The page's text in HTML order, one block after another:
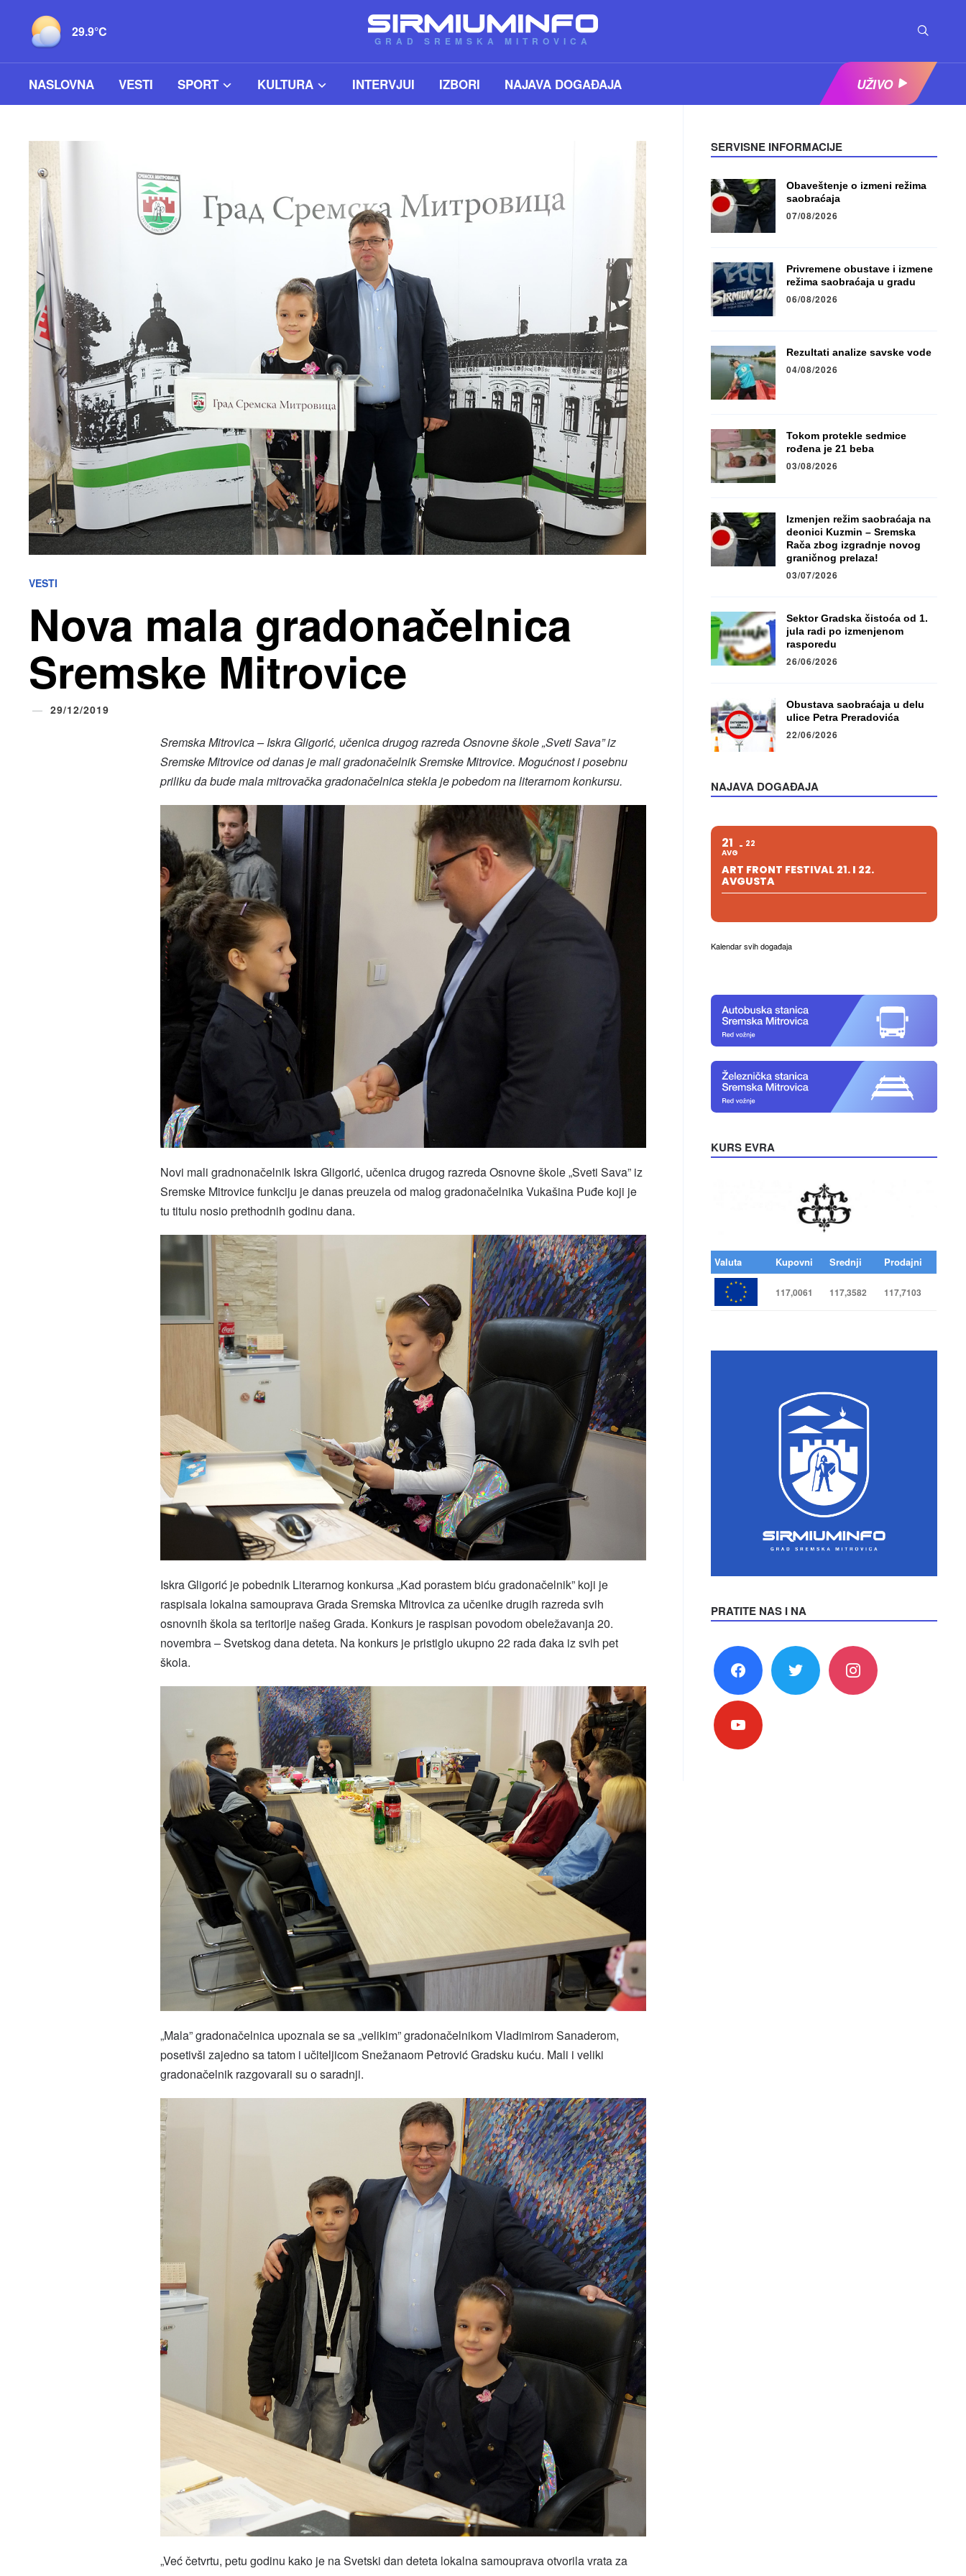
29.9°C
GRAD SREMSKA MITROVICA
NASLOVNA VESTI SPORT KULTURA INTERVJUI IZBORI NAJAVA DOGAĐAJA UŽIVO
VESTI
Nova mala gradonačelnica
Sremske Mitrovice
29/12/2019
Sremska Mitrovica – Iskra Gligorić, učenica drugog razreda Osnovne škole „Sveti Sava” iz
Sremske Mitrovice od danas je mali gradonačelnik Sremske Mitrovice. Mogućnost i posebnu
priliku da bude mala mitrovačka gradonačelnica stekla je pobedom na literarnom konkursu.
Novi mali gradnonačelnik Iskra Gligorić, učenica drugog razreda Osnovne škole „Sveti Sava” iz
Sremske Mitrovice funkciju je danas preuzela od malog gradonačelnika Vukašina Puđe koji je
tu titulu nosio prethodnih godinu dana.
Iskra Gligorić je pobednik Literarnog konkursa „Kad porastem biću gradonačelnik” koji je
raspisala lokalna samouprava Grada Sremska Mitrovica za učenike drugih razreda svih
osnovnih škola sa teritorije našeg Grada. Konkurs je raspisan povodom obeležavanja 20.
novembra – Svetskog dana deteta. Na konkurs je pristiglo ukupno 22 rada đaka iz svih pet
škola.
„Mala” gradonačelnica upoznala se sa „velikim” gradonačelnikom Vladimirom Sanaderom,
posetivši zajedno sa tatom i učiteljicom Snežanaom Petrović Gradsku kuću. Mali i veliki
gradonačelnik razgovarali su o saradnji.
„Već četvrtu, petu godinu kako je na Svetski dan deteta lokalna samouprava otvorila vrata za
SERVISNE INFORMACIJE
Obaveštenje o izmeni režima
saobraćaja
07/08/2026
Privremene obustave i izmene
režima saobraćaja u gradu
06/08/2026
Rezultati analize savske vode
04/08/2026
Tokom protekle sedmice
rođena je 21 beba
03/08/2026
Izmenjen režim saobraćaja na
deonici Kuzmin – Sremska
Rača zbog izgradnje novog
graničnog prelaza!
03/07/2026
Sektor Gradska čistoća od 1.
jula radi po izmenjenom
rasporedu
26/06/2026
Obustava saobraćaja u delu
ulice Petra Preradovića
22/06/2026
NAJAVA DOGAĐAJA
21
AVG
22
ART FRONT FESTIVAL 21. I 22.
AVGUSTA
Kalendar svih događaja
KURS EVRA
Valuta Kupovni Srednji Prodajni
117,0061 117,3582 117,7103
PRATITE NAS I NA
facebook twitter instagram
youtube